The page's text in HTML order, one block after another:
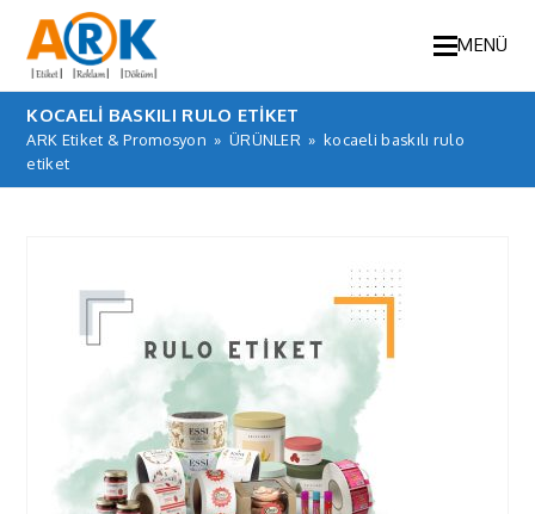
MENÜ
KOCAELI BASKILI RULO ETIKET
ARK Etiket & Promosyon » ÜRÜNLER » kocaeli baskılı rulo
etiket